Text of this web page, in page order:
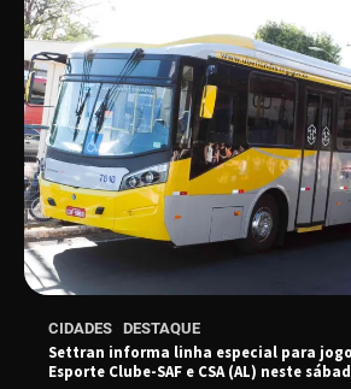
CIDADES DESTAQUE
Settran informa linha especial para
Esporte Clube-SAF e CSA (AL) neste
“Vem pra Praça!” reunirá
gastronomia de
evento gratuito
“Uma prosa de valor” é o
conversa com o diretor e
espetáculo Bárbara
“Tom na Fazenda”
sucesso absoluto em 2025